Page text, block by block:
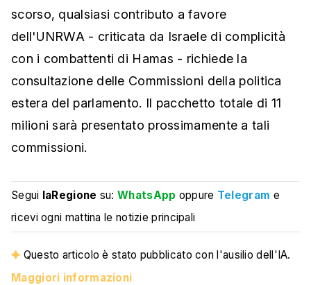
scorso, qualsiasi contributo a favore
dell'UNRWA - criticata da Israele di complicità
con i combattenti di Hamas - richiede la
consultazione delle Commissioni della politica
estera del parlamento. Il pacchetto totale di 11
milioni sarà presentato prossimamente a tali
commissioni.
Segui laRegione su:WhatsApp oppure Telegram e
ricevi ogni mattina le notizie principali
Questo articolo è stato pubblicato con l'ausilio dell'IA.
Maggiori informazioni